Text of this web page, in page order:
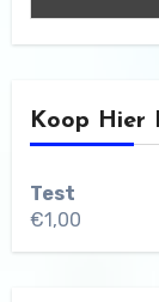
Koop Hier
Test
€1,00